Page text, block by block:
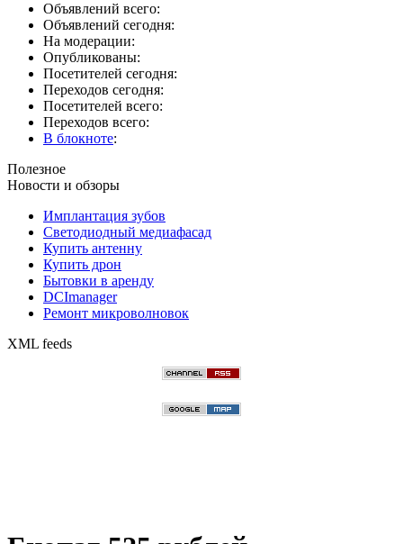
Объявлений всего:
Объявлений сегодня:
На модерации:
Опубликованы:
Посетителей сегодня:
Переходов сегодня:
Посетителей всего:
Переходов всего:
В блокноте:
Полезное
Новости и обзоры
Имплантация зубов
Светодиодный медиафасад
Купить антенну
Купить дрон
Бытовки в аренду
DCImanager
Ремонт микроволновок
XML feeds